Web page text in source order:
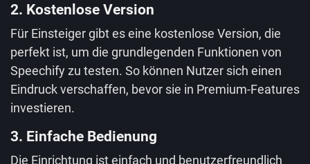
2. Kostenlose Version
Für Einsteiger gibt es eine kostenlose Version, die
perfekt ist, um die grundlegenden Funktionen von
Speechify zu testen. So können Nutzer sich einen
Eindruck verschaffen, bevor sie in Premium-Features
investieren.
3. Einfache Bedienung
Die Einrichtung ist einfach und benutzerfreundlich